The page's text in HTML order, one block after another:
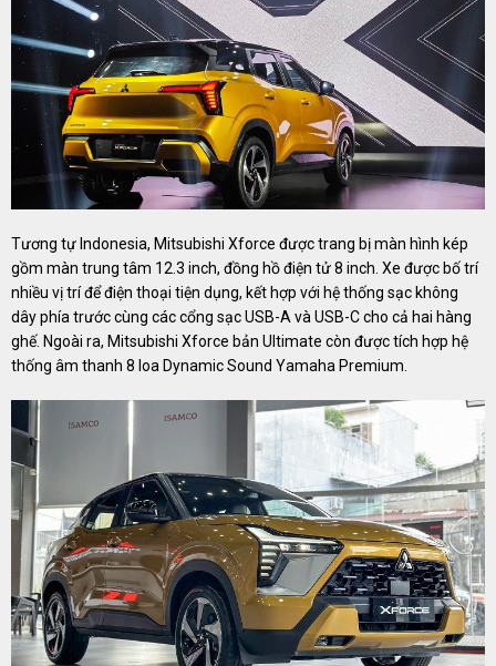
Tương tự Indonesia, Mitsubishi Xforce được trang bị màn hình kép
gồm màn trung tâm 12.3 inch, đồng hồ điện tử 8 inch. Xe được bố trí
nhiều vị trí để điện thoại tiện dụng, kết hợp với hệ thống sạc không
dây phía trước cùng các cổng sạc USB-A và USB-C cho cả hai hàng
ghế. Ngoài ra, Mitsubishi Xforce bản Ultimate còn được tích hợp hệ
thống âm thanh 8 loa Dynamic Sound Yamaha Premium.